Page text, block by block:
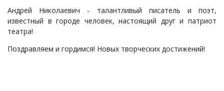
Андрей Николаевич - талантливый писатель и поэт,
известный в городе человек, настоящий друг и патриот
театра!
Поздравляем и гордимся! Новых творческих достижений!